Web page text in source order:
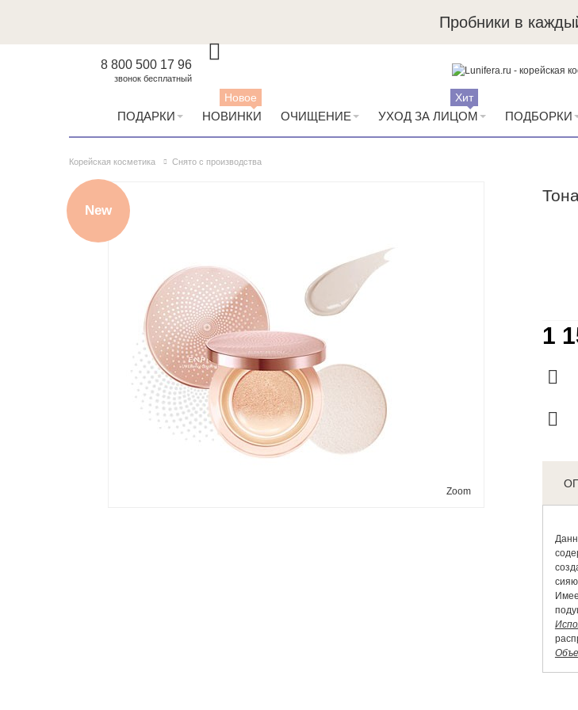
Пробники в
8 800 500 17 96
звонок бесплатный
ПОДАРКИ НОВИНКИ
Новое
ОЧИЩЕНИЕ УХОД ЗА ЛИЦОМ
Хит
ПОДБОРКИ
Корейская косметика Снято с производства
Zoom
New
1